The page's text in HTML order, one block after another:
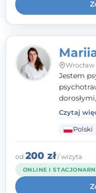
Wrocław
Jestem
traumy,
każdego
Czytaj
Polski
od 200 zł/ wizyta
ONLINE I